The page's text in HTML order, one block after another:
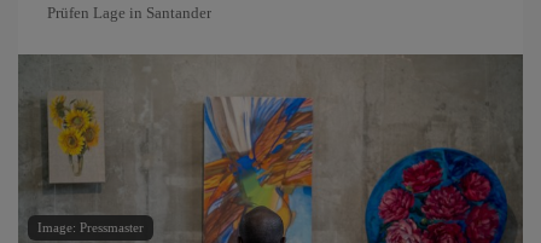
Prüfen Lage in Santander
Image: Pressmaster